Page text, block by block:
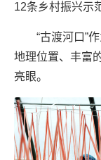
12条乡村振兴示
“古渡河口”
地理位置、丰富
亮眼。